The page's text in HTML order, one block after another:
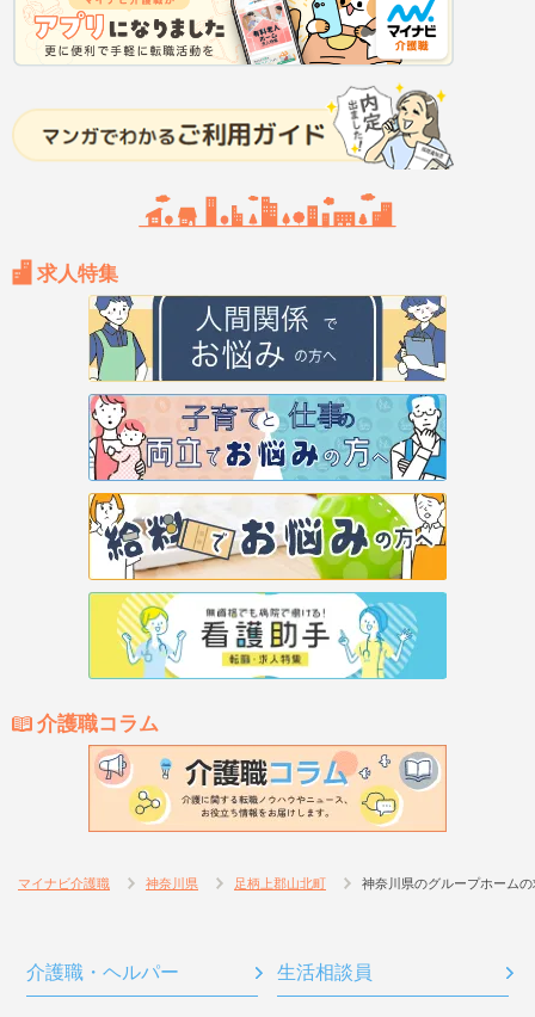
求人特集
介護職コラム
マイナビ介護職 神奈川県 足柄上郡山北町 神奈川県のグループホーム
介護職・ヘルパー 生活相談員